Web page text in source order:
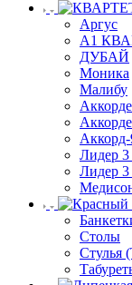
Аргус
А1
ДУБАЙ
Моника
Малибу
Лидер
Лидер
Столы
Стулья